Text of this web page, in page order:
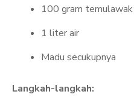
100 gram temulawak
1 liter air
Madu secukupnya
Langkah-langkah: